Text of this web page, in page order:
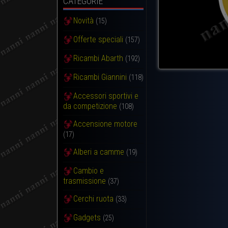
Novità (15)
Offerte speciali (157)
Ricambi Abarth (192)
Ricambi Giannini (118)
Accessori sportivi e
da competizione (108)
Accensione motore
(17)
Alberi a camme (19)
Cambio e
trasmissione (37)
Cerchi ruota (33)
Gadgets (25)